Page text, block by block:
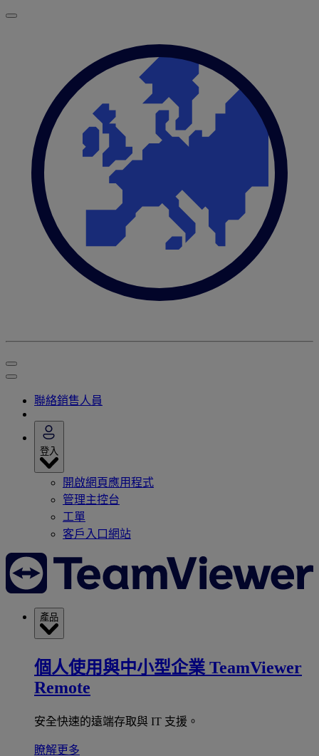
聯絡銷售人員
登入
開啟網頁應用程式
管理主控台
工單
客戶入口網站
產品
個人使用與中小型企業 TeamViewer
Remote
安全快速的遠端存取與 IT 支援。
瞭解更多